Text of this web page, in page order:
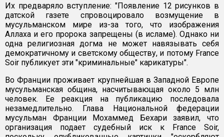
Их предваряло вступление: "Появление 12 рисунков в
датской газете спровоцировало возмущение в
мусульманском мире из-за того, что изображения
Аллаха и его пророка запрещены (в исламе). Однако ни
одна религиозная догма не может навязывать себя
демократичному и светскому обществу, и потому France
Soir публикует эти "криминальные" карикатуры".
Во Франции проживает крупнейшая в Западной Европе
мусульманская община, насчитывающая около 5 млн
человек. Ее реакция на публикацию последовала
незамедлительно. Глава Национальной федерации
мусульман Франции Мохаммед Бехари заявил, что
организация подает судебный иск к France Soir,